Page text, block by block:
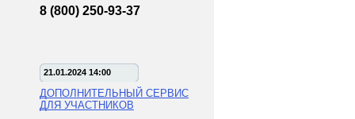
8 (800) 250-93-37
21.01.2024 14:00
ДОПОЛНИТЕЛЬНЫЙ СЕРВИС
ДЛЯ УЧАСТНИКОВ